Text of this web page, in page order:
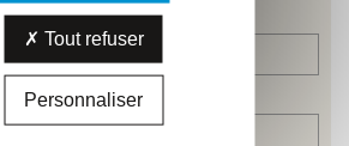
Tout refuser
Personnaliser